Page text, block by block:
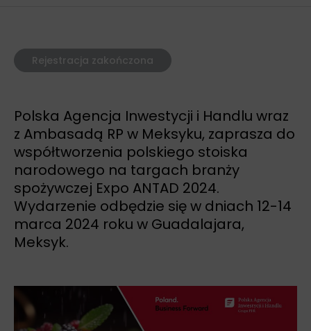
Rejestracja zakończona
Polska Agencja Inwestycji i Handlu wraz
z Ambasadą RP w Meksyku, zaprasza do
współtworzenia polskiego stoiska
narodowego na targach branży
spożywczej Expo ANTAD 2024.
Wydarzenie odbędzie się w dniach 12-14
marca 2024 roku w Guadalajara,
Meksyk.